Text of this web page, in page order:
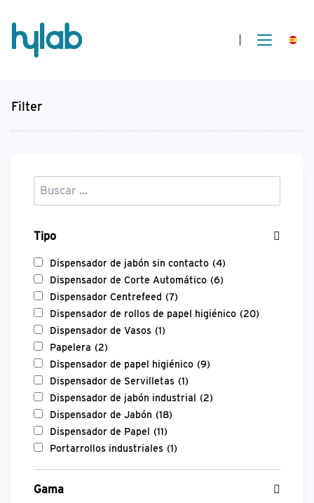
Filter
Tipo
Dispensador de jabón sin contacto (4)
Dispensador de Corte Automático (6)
Dispensador Centrefeed (7)
Dispensador de rollos de papel higiénico (20)
Dispensador de Vasos (1)
Papelera (2)
Dispensador de papel higiénico (9)
Dispensador de Servilletas (1)
Dispensador de jabón industrial (2)
Dispensador de Jabón (18)
Dispensador de Papel (11)
Portarrollos industriales (1)
Gama